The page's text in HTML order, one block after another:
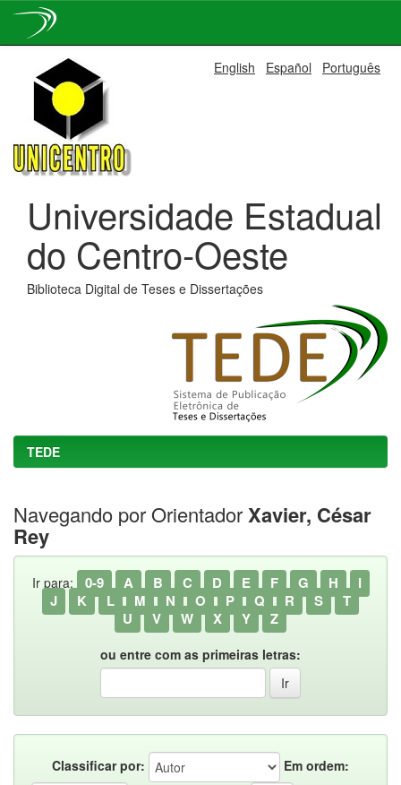
navigation
English Español Português
Universidade Estadual
do Centro-Oeste
Biblioteca Digital de Teses e Dissertações
TEDE
Navegando por OrientadorXavier, César
Rey
Ir para: 0-9 A B C D E F G H
I
J
K L M N O P Q R S
T
U
V W X Y Z
ou entre com as primeiras letras:
Classificar por:
Em ordem: